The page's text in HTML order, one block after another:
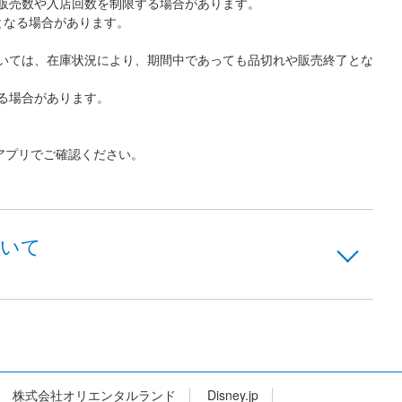
る場合があります。
は、在庫状況により、期間中であっても品切れや販売終了とな
合があります。
リでご確認ください。
て
株式会社オリエンタルランド Disney.jp